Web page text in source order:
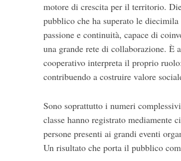
motore di crescita per il territorio.
pubblico che ha superato le
passione e continuità, capace di
una grande rete di collaborazione. È
cooperativo interpreta il proprio
contribuendo a costruire valore
Sono soprattutto i numeri
classe hanno registrato mediamente
persone presenti ai grandi eventi
Un risultato che porta il pubblico